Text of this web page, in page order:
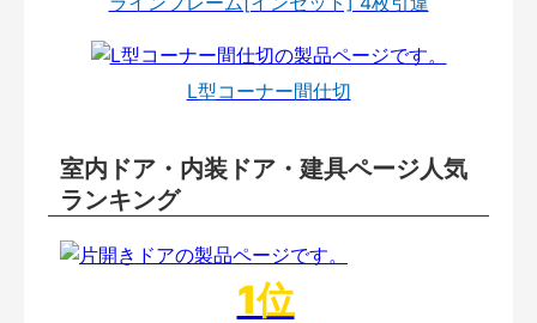
L型コーナー間仕切
室内ドア・内装ドア・建具ページ人気
ランキング